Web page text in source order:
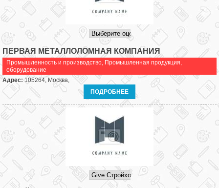
ПЕРВАЯ МЕТАЛЛОЛОМНАЯ КОМПАНИЯ
Промышленность и производство, Промышленная продукция,
оборудование
Адрес:105264, Москва,
ПОДРОБНЕЕ